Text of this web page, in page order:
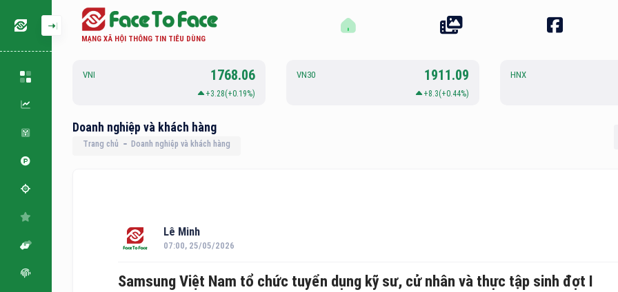
MẠNG XÃ HỘI THÔNG TIN TIÊU DÙNG
126.88 VNI 1768.06
+3.28(+0.19%)
VN30 1911.09
+8.3(+0.44%)
HNX
Doanh nghiệp và khách hàng
Trang chủ Doanh nghiệp và khách hàng
Lê Minh
07:00, 25/05/2026
Samsung Việt Nam tổ chức tuyển dụng kỹ sư, cử nhân và thực tập sinh đợt I